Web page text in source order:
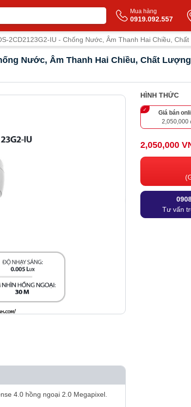
Mua hàng
0919.092.557
2CD2123G2-IU - Chống Nước, Âm Thanh Hai Chiều,
Nước, Âm Thanh Hai Chiều, Chất
4.0 hồng ngoại 2.0 Megapixel.
HÌNH THỨC
Giá bán
2,050,000
2,050,000
Tư vấn